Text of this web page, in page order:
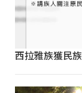
西拉雅族獲民